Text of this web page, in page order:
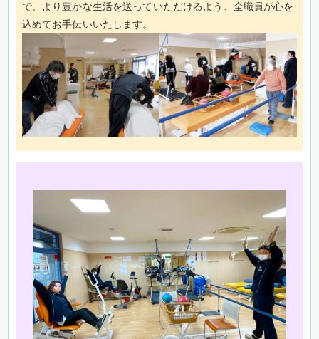
で、より豊かな生活を送っていただけるよう、全職員が心を
込めてお手伝いいたします。